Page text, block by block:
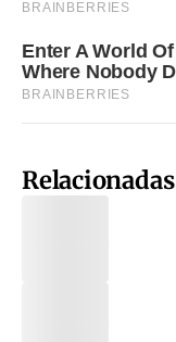
Relacionadas